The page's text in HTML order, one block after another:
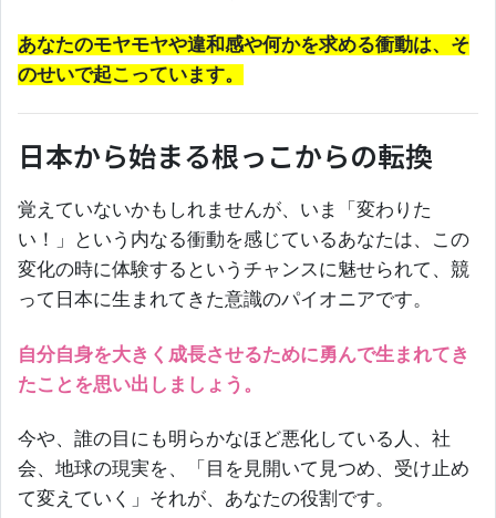
あなたのモヤモヤや違和感や何かを求める衝動は、そ
のせいで起こっています。
日本から始まる根っこからの転換
覚えていないかもしれませんが、いま「変わりた
い！」という内なる衝動を感じているあなたは、この
変化の時に体験するというチャンスに魅せられて、競
って日本に生まれてきた意識のパイオニアです。
自分自身を大きく成長させるために勇んで生まれてき
たことを思い出しましょう。
今や、誰の目にも明らかなほど悪化している人、社
会、地球の現実を、「目を見開いて見つめ、受け止め
て変えていく」それが、あなたの役割です。